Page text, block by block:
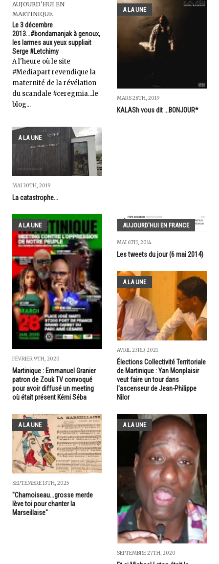
AUJOURD'HUI EN
MARTINIQUE
Le 3 décembre
2013...#bondamanjak à genoux,
les larmes aux yeux suppliait
Serge #Letchimy
A l'heure où le site
#Mediapart revendique la
maternité de la révélation
du scandale #ceregmia...le
blog...
A LA UNE
MARS 28TH, 2019
KALASh vous dit ...BONJOUR*
A LA UNE
MAI 30TH, 2019
La catastrophe...
A LA UNE
FÉVRIER 9TH, 2020
Martinique : Emmanuel Granier
patron de Zouk TV convoqué
pour avoir diffusé un meeting
où était présent Kémi Séba
AUJOURD'HUI EN FRANCE
MAI 6TH, 2014
Les tweets du jour (6 mai 2014)
A LA UNE
AVRIL 23RD, 2021
Élections Collectivité Territoriale
de Martinique : Yan Monplaisir
veut faire un tour dans
l'ascenseur de Jean-Philippe
Nilor
A LA UNE
SEPTEMBRE 13TH, 2025
"Chamoiseau...grosse merde
lève toi pour chanter la
Marseillaise"
A LA UNE
SEPTEMBRE 27TH, 2020